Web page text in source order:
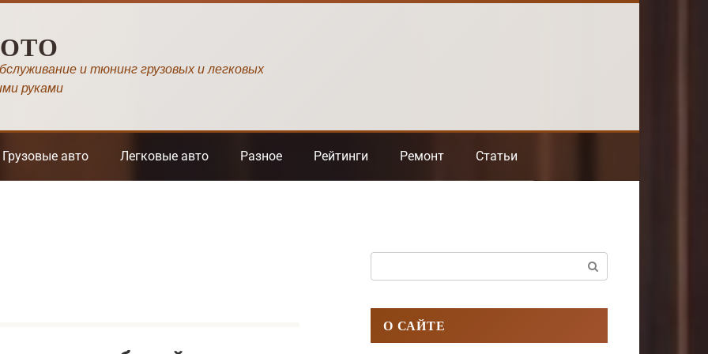
и тюнинг грузовых и легковых
руками
Грузовые авто Легковые авто Разное Рейтинги Ремонт Статьи
О САЙТЕ